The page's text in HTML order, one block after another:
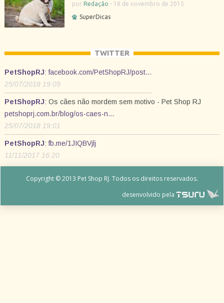
por Redação - 18 de novembro de 2015
SuperDicas
TWITTER
PetShopRJ:facebook.com/PetShopRJ/post…
25/07/2018 19:09
PetShopRJ: Os cães não mordem sem motivo - Pet Shop RJ
petshoprj.com.br/blog/os-caes-n…
25/07/2018 19:01
PetShopRJ:fb.me/1JIQBVjlj
11/11/2017 16:20
Copyright © 2013 Pet Shop RJ. Todos os direitos reservados.
desenvolvido pela